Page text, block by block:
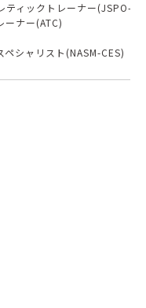
ティックトレーナー(JSPO-
ーナー(ATC)
シャリスト(NASM-CES)